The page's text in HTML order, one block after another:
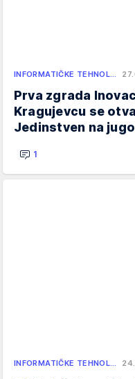
INFORMATIČKE TEHNOL…
Prva zgrada
Kragujevcu se
Jedinstven na
1
INFORMATIČKE TEHNOL…